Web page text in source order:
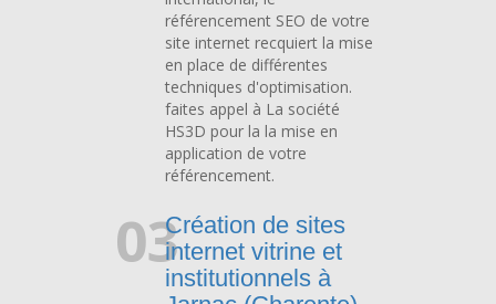
référencement SEO de votre
site internet recquiert la mise
en place de différentes
techniques d'optimisation.
faites appel à La société
HS3D pour la la mise en
application de votre
référencement.
03Création de sites
internet vitrine et
institutionnels à